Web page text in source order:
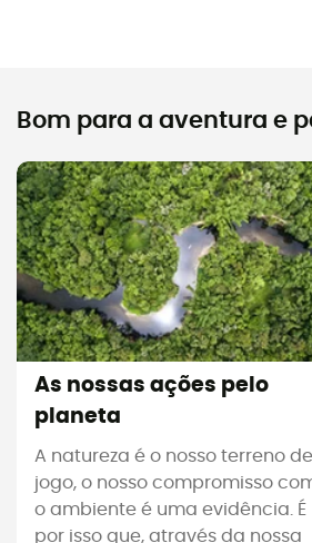
Bom para a aventura e
As nossas ações pelo
planeta
A natureza é o nosso terreno de
jogo, o nosso compromisso
o ambiente é uma evidência. É
por isso que, através da nossa